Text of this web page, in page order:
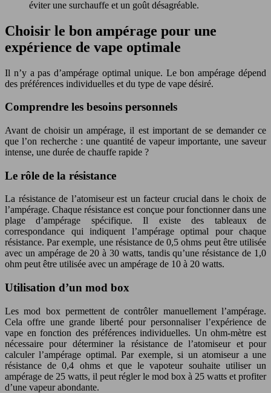
éviter une surchauffe et un goût désagréable.
Choisir le bon ampérage pour une
expérience de vape optimale
Il n’y a pas d’ampérage optimal unique. Le bon ampérage dépend
des préférences individuelles et du type de vape désiré.
Comprendre les besoins personnels
Avant de choisir un ampérage, il est important de se demander ce
que l’on recherche : une quantité de vapeur importante, une saveur
intense, une durée de chauffe rapide ?
Le rôle de la résistance
La résistance de l’atomiseur est un facteur crucial dans le choix de
l’ampérage. Chaque résistance est conçue pour fonctionner dans une
plage d’ampérage spécifique. Il existe des tableaux de
correspondance qui indiquent l’ampérage optimal pour chaque
résistance. Par exemple, une résistance de 0,5 ohms peut être utilisée
avec un ampérage de 20 à 30 watts, tandis qu’une résistance de 1,0
ohm peut être utilisée avec un ampérage de 10 à 20 watts.
Utilisation d’un mod box
Les mod box permettent de contrôler manuellement l’ampérage.
Cela offre une grande liberté pour personnaliser l’expérience de
vape en fonction des préférences individuelles. Un ohm-mètre est
nécessaire pour déterminer la résistance de l’atomiseur et pour
calculer l’ampérage optimal. Par exemple, si un atomiseur a une
résistance de 0,4 ohms et que le vapoteur souhaite utiliser un
ampérage de 25 watts, il peut régler le mod box à 25 watts et profiter
d’une vapeur abondante.